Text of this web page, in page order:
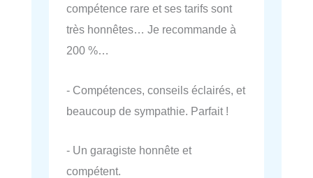
compétence rare et ses tarifs sont
très honnêtes… Je recommande à
200 %…
- Compétences, conseils éclairés, et
beaucoup de sympathie. Parfait !
- Un garagiste honnête et
compétent.